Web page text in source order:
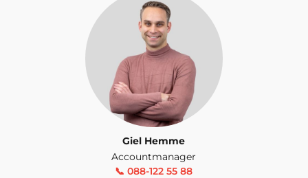
Giel Hemme
Accountmanager
📞 088-122 55 88